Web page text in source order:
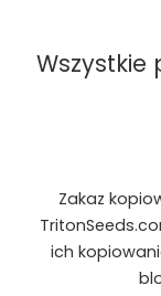
Wszystkie
Zakaz
ich